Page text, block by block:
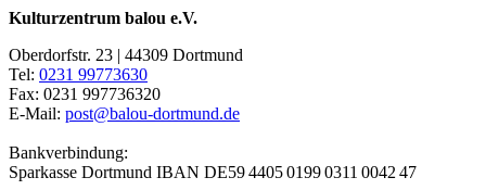
Kulturzentrum balou e.V.
Oberdorfstr. 23 | 44309 Dortmund
Tel: 0231 99773630
Fax: 0231 997736320
E-Mail: post@balou-dortmund.de
Bankverbindung:
Sparkasse Dortmund IBAN DE59 4405 0199 0311 0042 47